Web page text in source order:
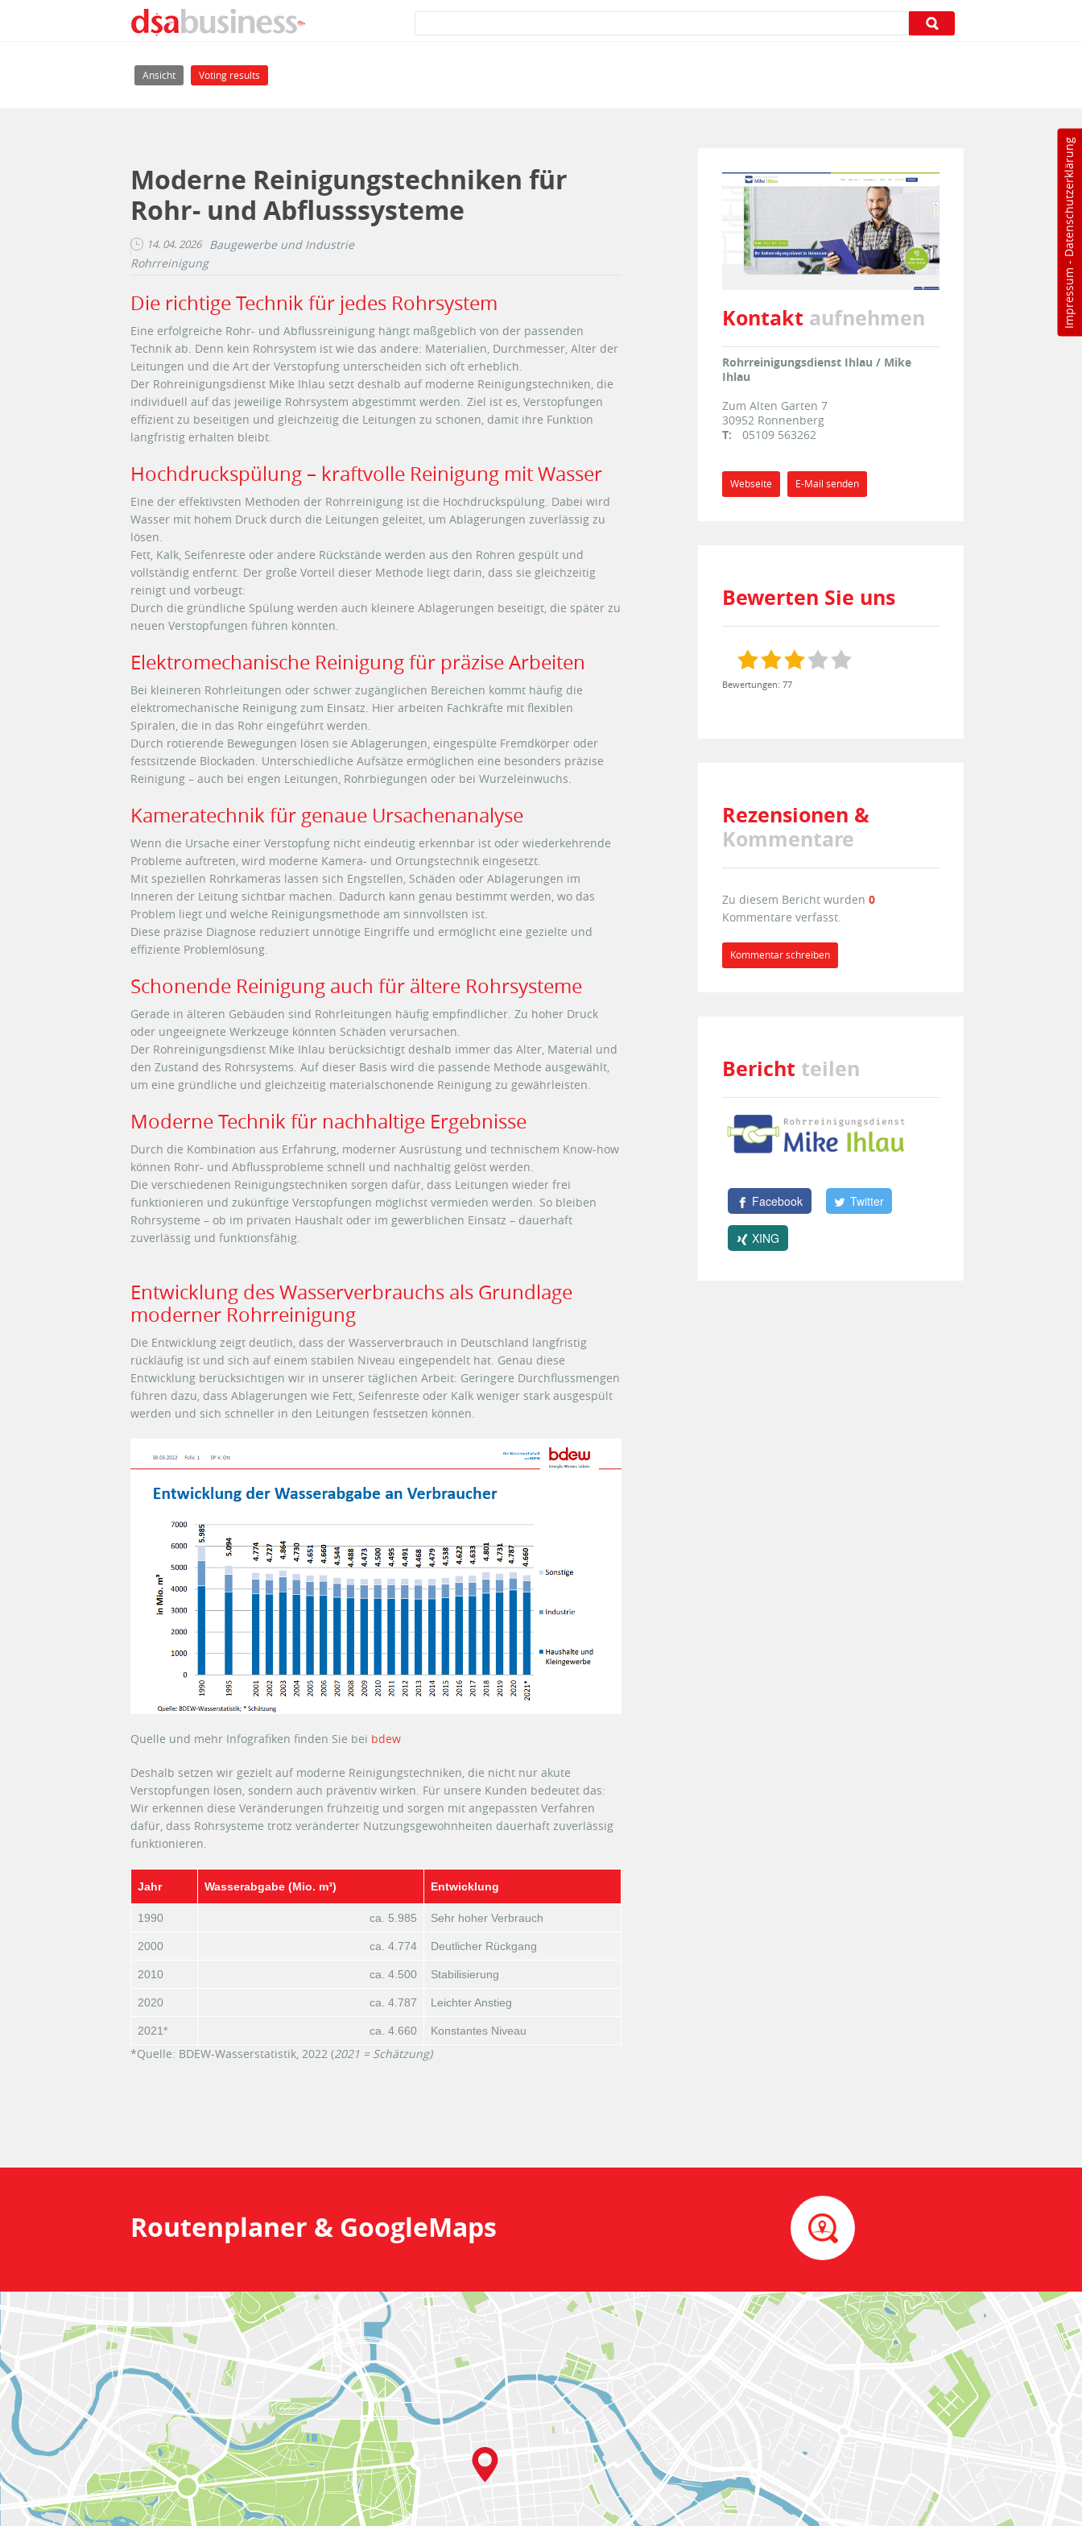
Impressum
-
Datenschutzerklärung
Haupt-Reiter
Ansicht (aktiver Reiter)
Voting results
Moderne Reinigungstechniken für
Rohr- und Abflusssysteme
14. 04. 2026
Baugewerbe und Industrie
Rohrreinigung
Die richtige Technik für jedes Rohrsystem
Eine erfolgreiche Rohr- und Abflussreinigung hängt maßgeblich von der passenden
Technik ab. Denn kein Rohrsystem ist wie das andere: Materialien, Durchmesser, Alter der
Leitungen und die Art der Verstopfung unterscheiden sich oft erheblich.
Der Rohreinigungsdienst Mike Ihlau setzt deshalb auf moderne Reinigungstechniken, die
individuell auf das jeweilige Rohrsystem abgestimmt werden. Ziel ist es, Verstopfungen
effizient zu beseitigen und gleichzeitig die Leitungen zu schonen, damit ihre Funktion
langfristig erhalten bleibt.
Hochdruckspülung – kraftvolle Reinigung mit Wasser
Eine der effektivsten Methoden der Rohrreinigung ist die Hochdruckspülung. Dabei wird
Wasser mit hohem Druck durch die Leitungen geleitet, um Ablagerungen zuverlässig zu
lösen.
Fett, Kalk, Seifenreste oder andere Rückstände werden aus den Rohren gespült und
vollständig entfernt. Der große Vorteil dieser Methode liegt darin, dass sie gleichzeitig
reinigt und vorbeugt:
Durch die gründliche Spülung werden auch kleinere Ablagerungen beseitigt, die später zu
neuen Verstopfungen führen könnten.
Elektromechanische Reinigung für präzise Arbeiten
Bei kleineren Rohrleitungen oder schwer zugänglichen Bereichen kommt häufig die
elektromechanische Reinigung zum Einsatz. Hier arbeiten Fachkräfte mit flexiblen
Spiralen, die in das Rohr eingeführt werden.
Durch rotierende Bewegungen lösen sie Ablagerungen, eingespülte Fremdkörper oder
festsitzende Blockaden. Unterschiedliche Aufsätze ermöglichen eine besonders präzise
Reinigung – auch bei engen Leitungen, Rohrbiegungen oder bei Wurzeleinwuchs.
Kameratechnik für genaue Ursachenanalyse
Wenn die Ursache einer Verstopfung nicht eindeutig erkennbar ist oder wiederkehrende
Probleme auftreten, wird moderne Kamera- und Ortungstechnik eingesetzt.
Mit speziellen Rohrkameras lassen sich Engstellen, Schäden oder Ablagerungen im
Inneren der Leitung sichtbar machen. Dadurch kann genau bestimmt werden, wo das
Problem liegt und welche Reinigungsmethode am sinnvollsten ist.
Diese präzise Diagnose reduziert unnötige Eingriffe und ermöglicht eine gezielte und
effiziente Problemlösung.
Schonende Reinigung auch für ältere Rohrsysteme
Gerade in älteren Gebäuden sind Rohrleitungen häufig empfindlicher. Zu hoher Druck
oder ungeeignete Werkzeuge könnten Schäden verursachen.
Der Rohreinigungsdienst Mike Ihlau berücksichtigt deshalb immer das Alter, Material und
den Zustand des Rohrsystems. Auf dieser Basis wird die passende Methode ausgewählt,
um eine gründliche und gleichzeitig materialschonende Reinigung zu gewährleisten.
Moderne Technik für nachhaltige Ergebnisse
Durch die Kombination aus Erfahrung, moderner Ausrüstung und technischem Know-how
können Rohr- und Abflussprobleme schnell und nachhaltig gelöst werden.
Die verschiedenen Reinigungstechniken sorgen dafür, dass Leitungen wieder frei
funktionieren und zukünftige Verstopfungen möglichst vermieden werden. So bleiben
Rohrsysteme – ob im privaten Haushalt oder im gewerblichen Einsatz – dauerhaft
zuverlässig und funktionsfähig.
Entwicklung des Wasserverbrauchs als Grundlage
moderner Rohrreinigung
Die Entwicklung zeigt deutlich, dass der Wasserverbrauch in Deutschland langfristig
rückläufig ist und sich auf einem stabilen Niveau eingependelt hat. Genau diese
Entwicklung berücksichtigen wir in unserer täglichen Arbeit: Geringere Durchflussmengen
führen dazu, dass Ablagerungen wie Fett, Seifenreste oder Kalk weniger stark ausgespült
werden und sich schneller in den Leitungen festsetzen können.
Quelle und mehr Infografiken finden Sie bei bdew
Deshalb setzen wir gezielt auf moderne Reinigungstechniken, die nicht nur akute
Verstopfungen lösen, sondern auch präventiv wirken. Für unsere Kunden bedeutet das:
Wir erkennen diese Veränderungen frühzeitig und sorgen mit angepassten Verfahren
dafür, dass Rohrsysteme trotz veränderter Nutzungsgewohnheiten dauerhaft zuverlässig
funktionieren.
Jahr Wasserabgabe (Mio. m³) Entwicklung
1990 ca. 5.985 Sehr hoher Verbrauch
2000 ca. 4.774 Deutlicher Rückgang
2010 ca. 4.500 Stabilisierung
2020 ca. 4.787 Leichter Anstieg
2021* ca. 4.660 Konstantes Niveau
*Quelle: BDEW-Wasserstatistik, 2022 (2021 = Schätzung)
Kontakt aufnehmen
Rohrreinigungsdienst Ihlau / Mike
Ihlau
Zum Alten Garten 7
30952 Ronnenberg
T:
05109 563262
Webseite E-Mail senden
Bewerten Sie uns
Bewertungen: 77
Rezensionen &
Kommentare
Zu diesem Bericht wurden 0
Kommentare verfasst.
Kommentar schreiben
Bericht teilen
Facebook Twitter
XING
Routenplaner & GoogleMaps